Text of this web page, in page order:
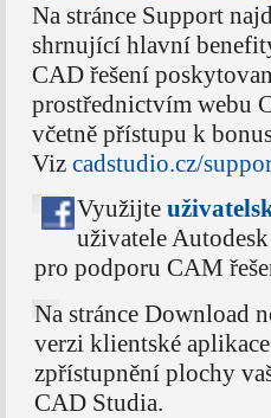
Na stránce Support
shrnující hlavní
CAD řešení
prostřednictvím webu
včetně přístupu k
Viz cadstudio.cz/
Využijte
uživatele
pro podporu CAM
Na stránce Download
verzi klientské aplikace
zpřístupnění plochy
CAD Studia.